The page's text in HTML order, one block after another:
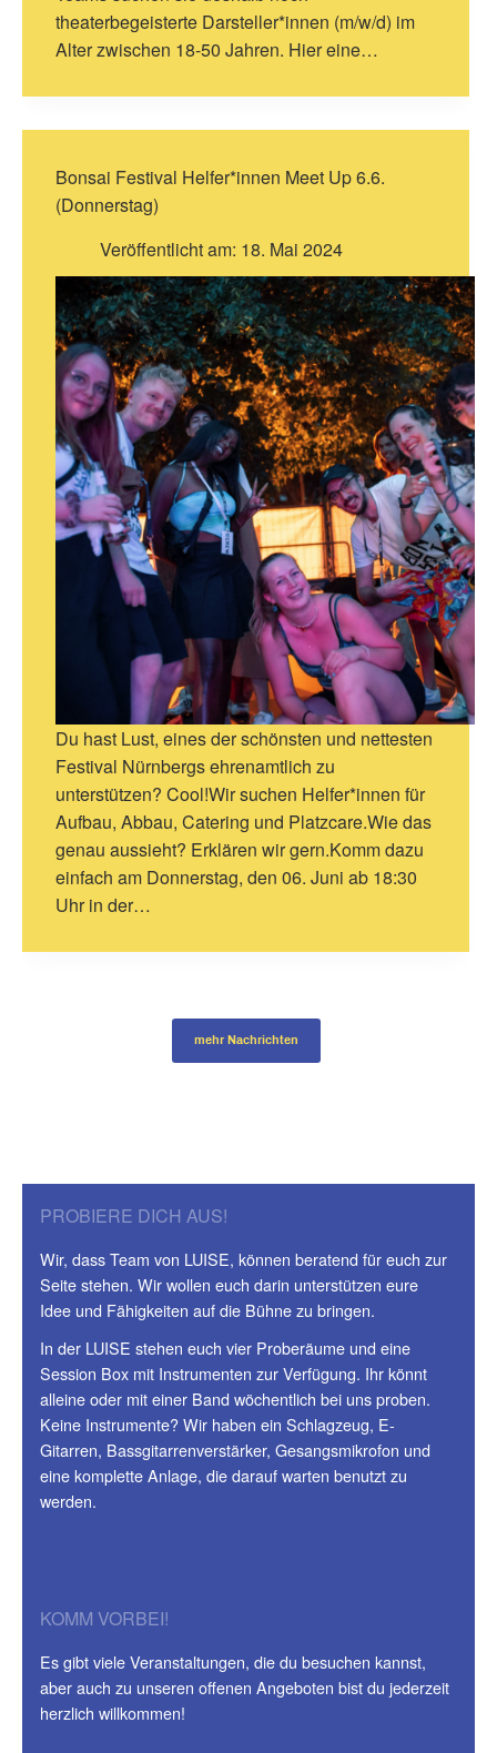
theaterbegeisterte Darsteller*innen (m/w/d) im
Alter zwischen 18-50 Jahren. Hier eine…
Bonsai Festival Helfer*innen Meet Up 6.6.
(Donnerstag)
Veröffentlicht am: 18. Mai 2024
Du hast Lust, eines der schönsten und nettesten
Festival Nürnbergs ehrenamtlich zu
unterstützen? Cool!Wir suchen Helfer*innen für
Aufbau, Abbau, Catering und Platzcare.Wie das
genau aussieht? Erklären wir gern.Komm dazu
einfach am Donnerstag, den 06. Juni ab 18:30
Uhr in der…
mehr Nachrichten
PROBIERE DICH AUS!
Wir, dass Team von LUISE, können beratend für euch zur
Seite stehen. Wir wollen euch darin unterstützen eure
Idee und Fähigkeiten auf die Bühne zu bringen.
In der LUISE stehen euch vier Proberäume und eine
Session Box mit Instrumenten zur Verfügung. Ihr könnt
alleine oder mit einer Band wöchentlich bei uns proben.
Keine Instrumente? Wir haben ein Schlagzeug, E-
Gitarren, Bassgitarrenverstärker, Gesangsmikrofon und
eine komplette Anlage, die darauf warten benutzt zu
werden.
KOMM VORBEI!
Es gibt viele Veranstaltungen, die du besuchen kannst,
aber auch zu unseren offenen Angeboten bist du jederzeit
herzlich willkommen!